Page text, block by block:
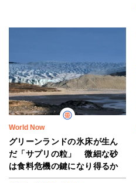
World Now
グリーンランドの氷床が生ん
だ「サプリの粒」 微細な砂
は食料危機の鍵になり得るか